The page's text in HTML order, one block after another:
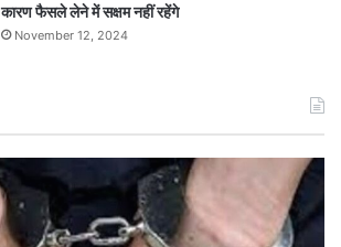
कारण फैसले लेने में सक्षम नहीं रहेंगे
November 12, 2024